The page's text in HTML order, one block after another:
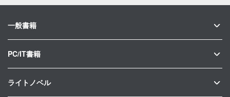
一般書籍
PC/IT書籍
ライトノベル